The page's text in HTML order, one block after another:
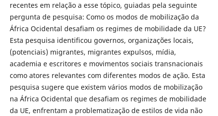
recentes em relação a esse tópico, guiadas pela seguinte
pergunta de pesquisa: Como os modos de mobilização da
África Ocidental desafiam os regimes de mobilidade da UE?
Esta pesquisa identificou governos, organizações locais,
(potenciais) migrantes, migrantes expulsos, mídia,
academia e escritores e movimentos sociais transnacionais
como atores relevantes com diferentes modos de ação. Esta
pesquisa sugere que existem vários modos de mobilização
na África Ocidental que desafiam os regimes de mobilidade
da UE, enfrentam a problematização de estilos de vida não